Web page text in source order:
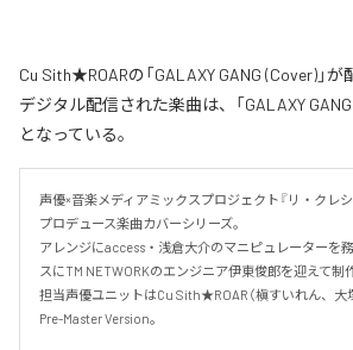
Cu Sith★ROARの「GALAXY GANG (Cover)」
デジタル配信された楽曲は、「GALAXY
となっている。
声優×音楽メディアミックスプロジェクト『リ・クレ
プロデュース楽曲カバーシリーズ。
アレンジにaccess・浅倉大介のマニピュレーターを
スにTM NETWORKのエンジニア伊東俊郎を迎えて制作
担当声優ユニットはCu Sith★ROAR（槇すいれん、大
Pre-Master Version。